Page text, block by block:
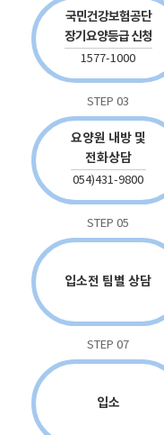
국민건강보험공단
장기요양등급 신청
1577-1000
STEP 03
요양원 내방 및
전화상담
054)431-9800
STEP 05
입소전 팀별 상담
STEP 07
입소